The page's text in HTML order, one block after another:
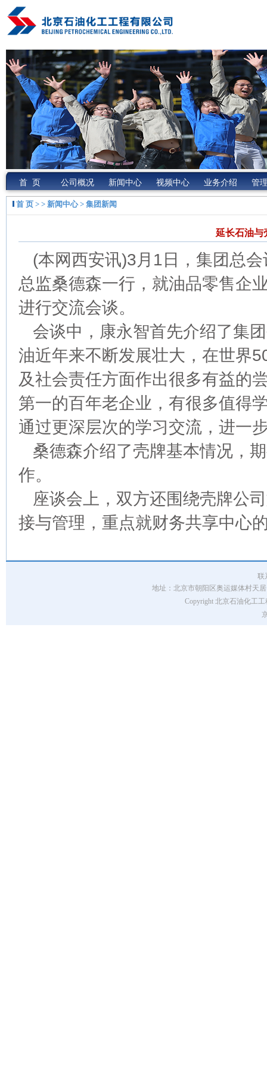
首 页 公司概况 新闻中心 视频中心 业务介绍 管
首 页 > > 新闻中心 > 集团新闻
延长石油与
(本网西安讯)3月1日，集团总
总监桑德森一行，就油品零售企
进行交流会谈。
会谈中，康永智首先介绍了集
油近年来不断发展壮大，在世界
及社会责任方面作出很多有益的
第一的百年老企业，有很多值得
通过更深层次的学习交流，进一
桑德森介绍了壳牌基本情况，
作。
座谈会上，双方还围绕壳牌公
接与管理，重点就财务共享中心
联
地址：北京市朝阳区奥运媒体村天
Copyright 北京石油化工